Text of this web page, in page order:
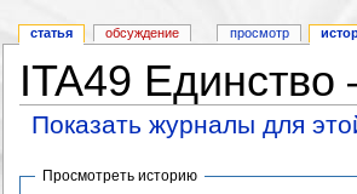
ITA49
Показать журналы для
Просмотреть историю
статья обсуждение просмотр